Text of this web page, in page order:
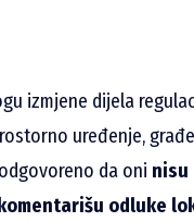
izmjene dijela
uređenje,
da oni nisu
odluke